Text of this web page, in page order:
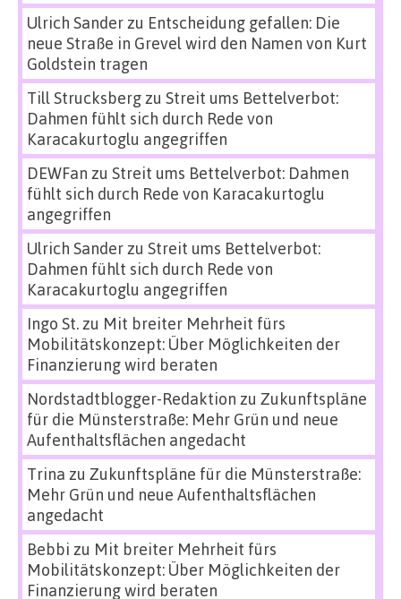
Ulrich Sanderzu Entscheidung gefallen: Die
neue Straße in Grevel wird den Namen von Kurt
Goldstein tragen
Till Strucksbergzu Streit ums Bettelverbot:
Dahmen fühlt sich durch Rede von
Karacakurtoglu angegriffen
DEWFan zu Streit ums Bettelverbot: Dahmen
fühlt sich durch Rede von Karacakurtoglu
angegriffen
Ulrich Sanderzu Streit ums Bettelverbot:
Dahmen fühlt sich durch Rede von
Karacakurtoglu angegriffen
Ingo St.zu Mit breiter Mehrheit fürs
Mobilitätskonzept: Über Möglichkeiten der
Finanzierung wird beraten
Nordstadtblogger-Redaktion zu Zukunftspläne
für die Münsterstraße: Mehr Grün und neue
Aufenthaltsflächen angedacht
Trina zu Zukunftspläne für die Münsterstraße:
Mehr Grün und neue Aufenthaltsflächen
angedacht
Bebbi zu Mit breiter Mehrheit fürs
Mobilitätskonzept: Über Möglichkeiten der
Finanzierung wird beraten